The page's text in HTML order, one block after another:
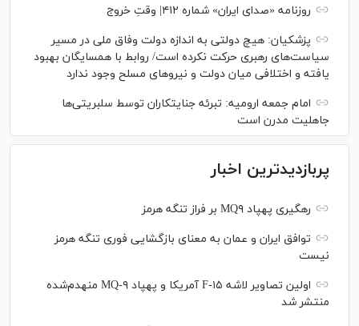
روزنامه «صدای ایران» شماره ۴۱۲| وقتِ خروج
پزشکیان: هیچ دولتی به اندازه دولت وفاق ملی در مسیر
سیاست‌های رهبری حرکت نکرده است/ روابط با همسایگان بهبود
یافته و اختلافی میان دولت و نیروهای مسلح وجود ندارد
امام جمعه ارومیه: تبرئه جنایتکاران توسط سلبریتی‌ها
جاهلیت مدرن است
پربازدیدترین اخبار
رهگیری پهپاد MQ۹ بر فراز تنگه هرمز
توافق ایران و عمان به معنای بازگشایی فوری تنگه هرمز
نیست
اولین تصاویر لاشه F-۱۵ آمریکا و پهپاد MQ-۹ منهدم‌شده
منتشر شد